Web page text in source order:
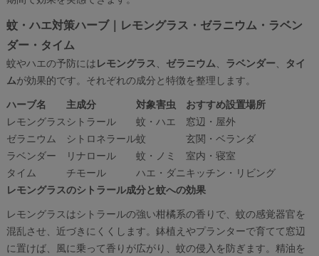
蚊・ハエ対策ハーブ｜レモングラス・ゼラニウム・ラベン
ダー・タイム
蚊やハエの予防にはレモングラス ゼラニウム ラベンダー、 タイ
ムが効果的です。それぞれの成分と特徴を整理します。
ハーブ名
主成分 対象害虫
おすすめ設置場所
レモングラス シトラール 蚊・ハエ
窓辺・屋外
ゼラニウム
シトロネラール蚊
玄関・ベランダ
ラベンダー
リナロール 蚊・ノミ
室内・寝室
タイム
チモール ハエ・ダニ キッチン・リビング
レモングラスのシトラール成分と蚊への効果
レモングラスはシトラールの強い柑橘系の香りで、蚊の感覚器官を
混乱させ、近づきにくくします。鉢植えやプランターで育てて窓辺
に置けば、風に乗って香りが広がり、蚊の侵入を防ぎます。精油を